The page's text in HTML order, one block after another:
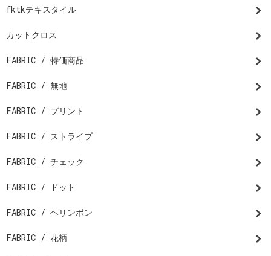
fktkテキスタイル
カットクロス
FABRIC / 特価商品
FABRIC / 無地
FABRIC / プリント
FABRIC / ストライプ
FABRIC / チェック
FABRIC / ドット
FABRIC / ヘリンボン
FABRIC / 花柄